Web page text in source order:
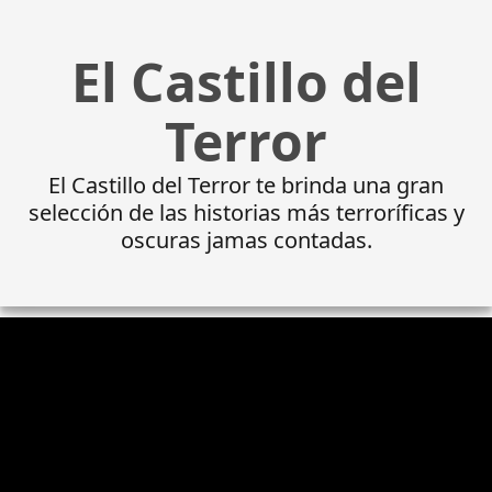
El Castillo del
Terror
El Castillo del Terror te brinda una gran
selección de las historias más terroríficas y
oscuras jamas contadas.